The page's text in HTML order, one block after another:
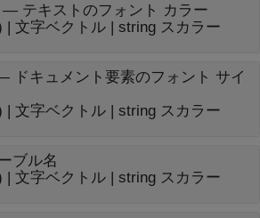
テキストのフォント カラー
| 文字ベクトル| string スカラー
ドキュメント要素のフォント サイ
| 文字ベクトル| string スカラー
ブル名
| 文字ベクトル| string スカラー